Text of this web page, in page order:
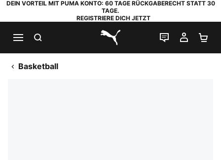
DEIN VORTEIL MIT PUMA KONTO: 60 TAGE RÜCKGABERECHT STATT 30
TAGE.
REGISTRIERE DICH JETZT
PUMA.com
LIVE-CHAT
MEIN
Basketball